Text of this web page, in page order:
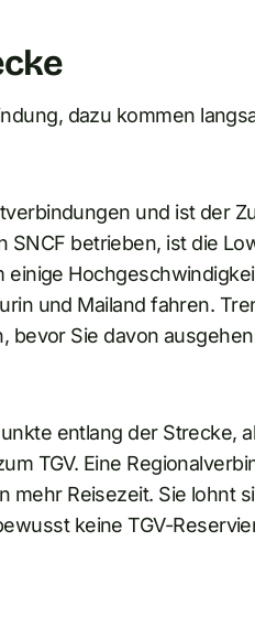
dazu kommen
und ist der
SNCF betrieben, ist die
einige
und Mailand fahren.
bevor Sie davon
entlang der Strecke,
TGV. Eine
mehr Reisezeit. Sie lohnt
keine TGV-